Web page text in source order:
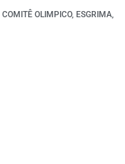
COMITÊ OLIMPICO, ESGRIMA